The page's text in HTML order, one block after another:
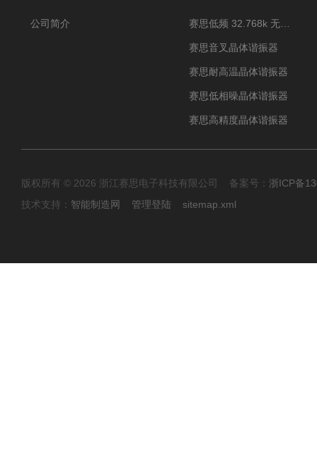
公司简介
赛思音叉晶体谐振器
赛思耐高温晶体谐振器
赛思低相噪晶体谐振器
赛思高精度晶体谐振器
版权所有 © 2026 浙江赛思电子科技有限公司 备案号： 浙ICP备
技术支持： 智能制造网 管理登陆 sitemap.xml